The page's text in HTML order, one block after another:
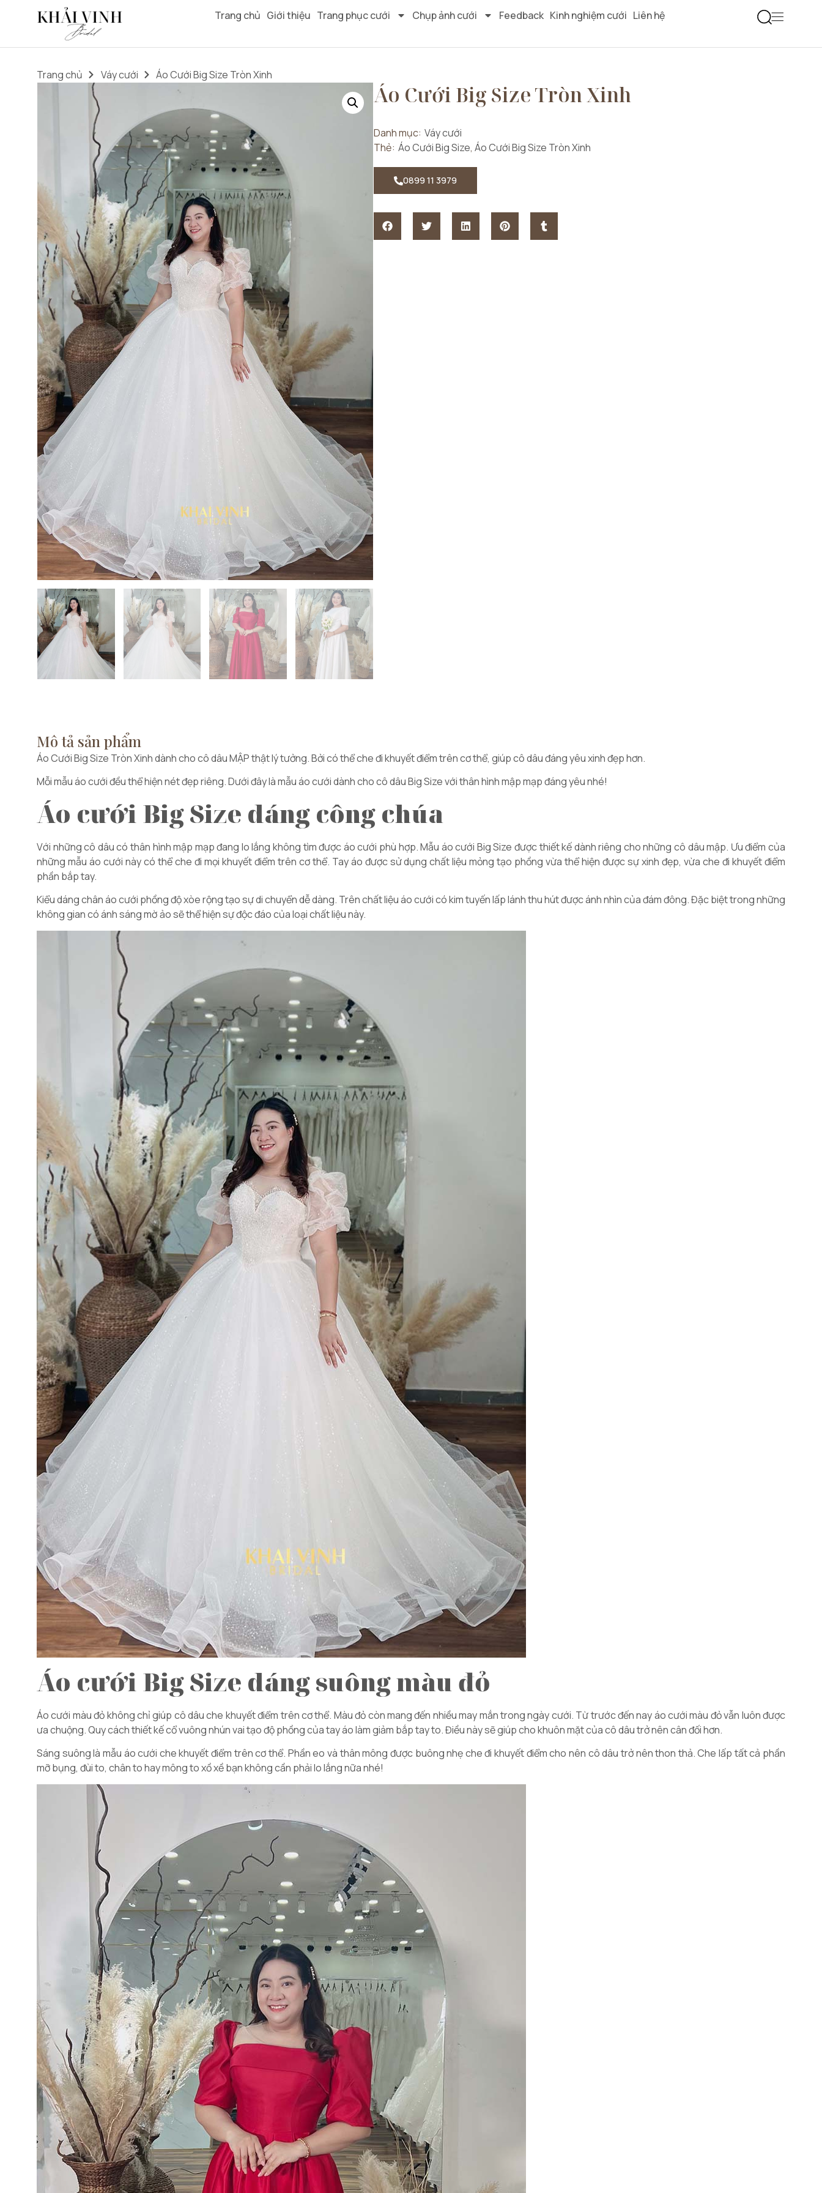
Trang chủ Giới thiệu Trang phục cưới Chụp ảnh cưới Feedback Kinh nghiệm cưới Liên hệ
Trang chủ Váy cưới Áo Cưới Big Size Tròn Xinh
Áo Cưới Big Size Tròn Xinh
Danh mục: Váy cưới
Thẻ: Áo Cưới Big Size, Áo Cưới Big Size Tròn Xinh
0899 11 3979
Mô tả sản phẩm
Áo Cưới Big Size Tròn Xinh dành cho cô dâu MẬP thật lý tưởng. Bởi có thể che đi khuyết điểm trên cơ thể, giúp cô dâu đáng yêu xinh đẹp hơn.
Mỗi mẫu áo cưới đều thể hiện nét đẹp riêng. Dưới đây là mẫu áo cưới dành cho cô dâu Big Size với thân hình mập mạp đáng yêu nhé!
Áo cưới Big Size dáng công chúa
Với những cô dâu có thân hình mập mạp đang lo lắng không tìm được áo cưới phù hợp. Mẫu áo cưới Big Size được thiết kế dành riêng cho những cô dâu mập. Ưu điểm của
những mẫu áo cưới này có thể che đi mọi khuyết điểm trên cơ thể. Tay áo được sử dụng chất liệu mỏng tạo phồng vừa thể hiện được sự xinh đẹp, vừa che đi khuyết điểm
phần bắp tay.
Kiểu dáng chân áo cưới phồng độ xòe rộng tạo sự di chuyển dễ dàng. Trên chất liệu áo cưới có kim tuyến lấp lánh thu hút được ánh nhìn của đám đông. Đặc biệt trong những
không gian có ánh sáng mờ ảo sẽ thể hiện sự độc đáo của loại chất liệu này.
Áo cưới Big Size dáng suông màu đỏ
Áo cưới màu đỏ không chỉ giúp cô dâu che khuyết điểm trên cơ thể. Màu đỏ còn mang đến nhiều may mắn trong ngày cưới. Từ trước đến nay áo cưới màu đỏ vẫn luôn được
ưa chuộng. Quy cách thiết kế cổ vuông nhún vai tạo độ phồng của tay áo làm giảm bắp tay to. Điều này sẽ giúp cho khuôn mặt của cô dâu trở nên cân đối hơn.
Sáng suông là mẫu áo cưới che khuyết điểm trên cơ thể. Phần eo và thân mông được buông nhẹ che đi khuyết điểm cho nên cô dâu trở nên thon thả. Che lấp tất cả phần
mỡ bụng, đùi to, chân to hay mông to xồ xề bạn không cần phải lo lắng nữa nhé!